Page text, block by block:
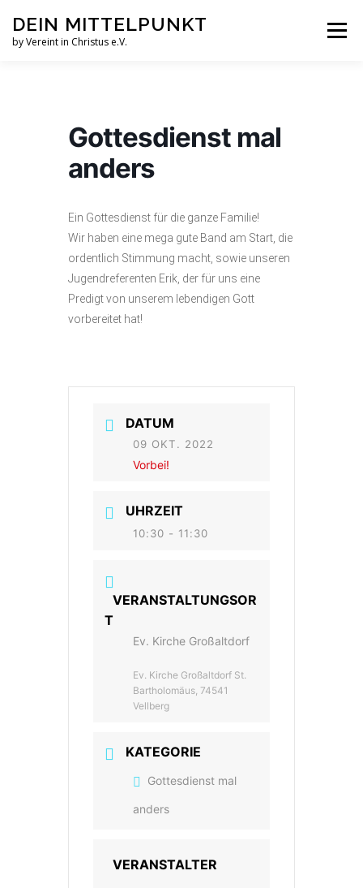
Inhalt
springen
DEIN MITTELPUNKT
by Vereint in Christus e.V.
Menü
GOTTESDIENST MAL ANDERS AUFNAHMEN
VEREINT IN CHRISTUS E.V. JESUS FAQS
Gottesdienst mal
anders
Ein Gottesdienst für die ganze Familie!
Wir haben eine mega gute Band am Start, die
ordentlich Stimmung macht, sowie unseren
Jugendreferenten Erik, der für uns eine
Predigt von unserem lebendigen Gott
vorbereitet hat!
DATUM
09 OKT. 2022
Vorbei!
UHRZEIT
10:30 - 11:30
VERANSTALTUNGSOR
T
Ev. Kirche Großaltdorf
Ev. Kirche Großaltdorf St.
Bartholomäus, 74541
Vellberg
KATEGORIE
Gottesdienst mal
anders
VERANSTALTER